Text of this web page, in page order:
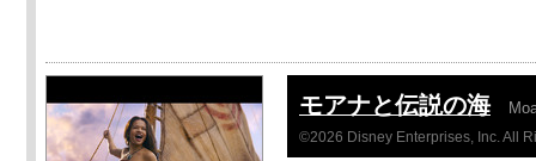
モアナと伝説の海
©2026 Disney Enterprises, Inc. All